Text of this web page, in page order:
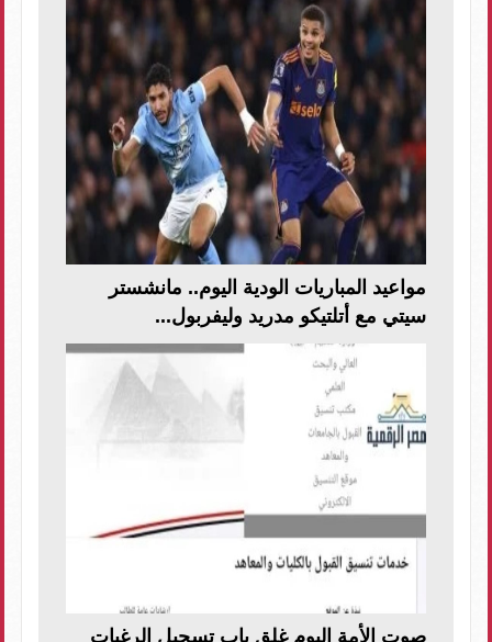
مواعيد المباريات الودية اليوم.. مانشستر
سيتي مع أتلتيكو مدريد وليفربول...
صوت الأمة اليوم غلق باب تسجيل الرغبات